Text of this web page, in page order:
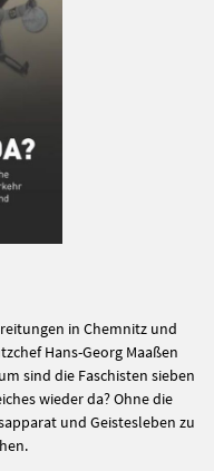
in Chemnitz und
Hans-Georg Maaßen
sind die Faschisten sieben
wieder da? Ohne die
und Geistesleben zu